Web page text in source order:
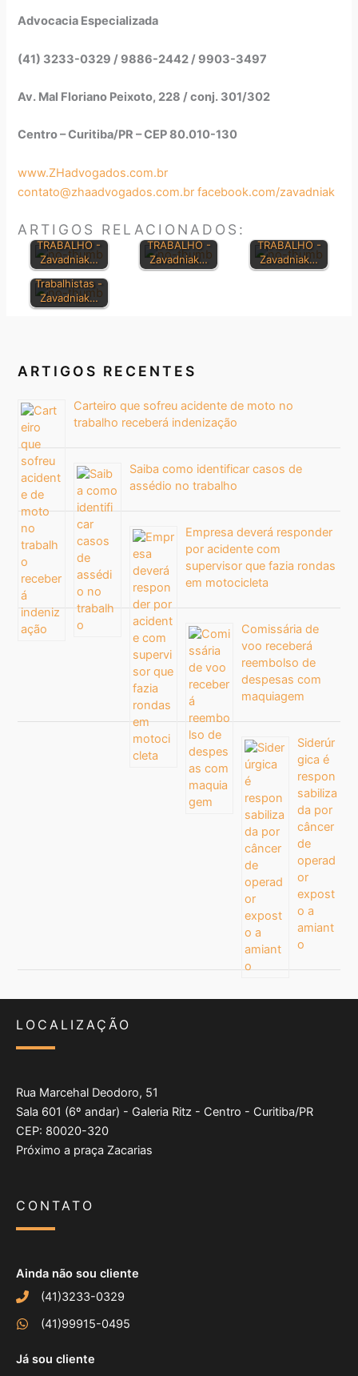
Advocacia Especializada
(41) 3233-0329 / 9886-2442 / 9903-3497
Av. Mal Floriano Peixoto, 228 / conj. 301/302
Centro – Curitiba/PR – CEP 80.010-130
www.ZHadvogados.com.br
contato@zhaadvogados.com.br facebook.com/zavadniak
ARTIGOS RELACIONADOS:
SÚMULAS
SUPERIOR DO
TRABALHO -
Zavadniak…
SUPERIOR DO
TRABALHO -
Zavadniak…
CONSOLIDAÇ
TRABALHO -
Zavadniak…
Dúvidas sobre
Direitos
Trabalhistas -
Zavadniak…
ARTIGOS RECENTES
Carteiro que sofreu acidente de moto no
trabalho receberá indenização
Saiba como identificar casos de
assédio no trabalho
Empresa deverá responder
por acidente com
supervisor que fazia rondas
em motocicleta
Comissária de
voo receberá
reembolso de
despesas com
maquiagem
Siderúr
gica é
respon
sabiliza
da por
câncer
de
operad
or
expost
o a
amiant
o
LOCALIZAÇÃO
Rua Marcehal Deodoro, 51
Sala 601 (6º andar) - Galeria Ritz - Centro - Curitiba/PR
CEP: 80020-320
Próximo a praça Zacarias
CONTATO
Ainda não sou cliente
(41)3233-0329
(41)99915-0495
Já sou cliente